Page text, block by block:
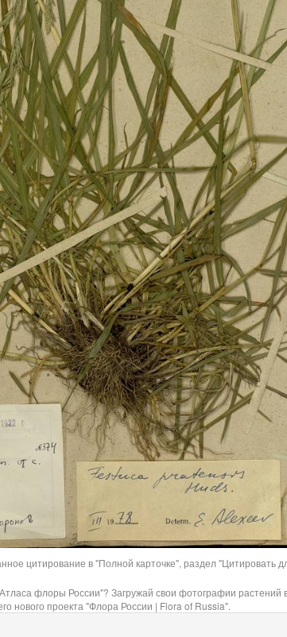
цитирование в "Полной карточке", раздел "Цитировать
флоры России"? Загружай свои фотографии растений
нового проекта "Флора России | Flora of Russia".